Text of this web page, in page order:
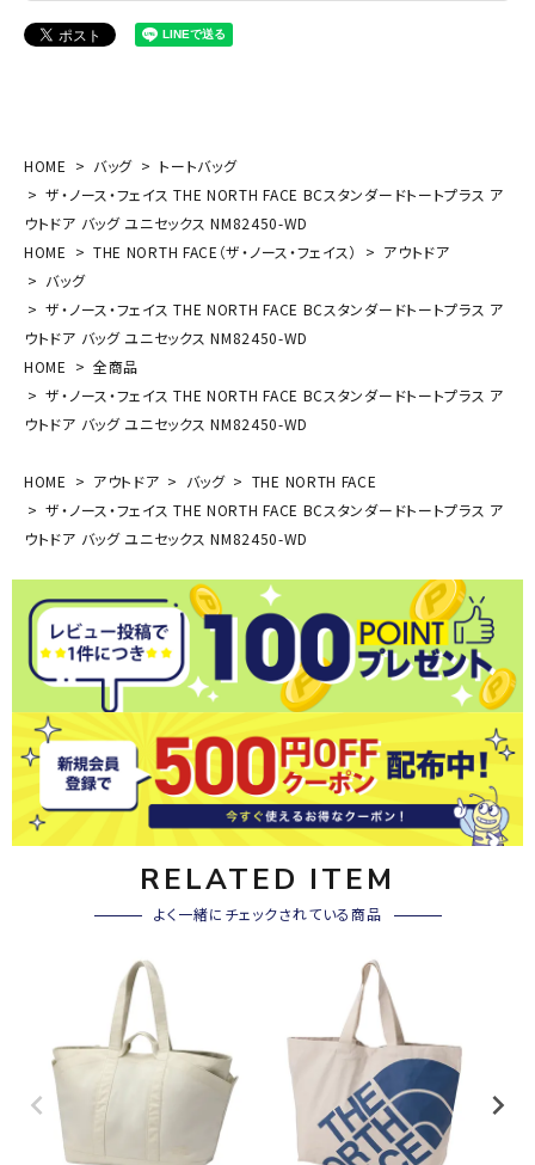
HOME バッグ
トートバッグ
ザ・ノース・フェイス THE NORTH FACE BCスタンダードトートプラス ア
ウトドア バッグ ユニセックス NM82450-WD
HOME
THE NORTH FACE（ザ・ノース・フェイス）
アウトドア
バッグ
ザ・ノース・フェイス THE NORTH FACE BCスタンダードトートプラス ア
ウトドア バッグ ユニセックス NM82450-WD
HOME
全商品
ザ・ノース・フェイス THE NORTH FACE BCスタンダードトートプラス ア
ウトドア バッグ ユニセックス NM82450-WD
HOME アウトドア バッグ
THE NORTH FACE
ザ・ノース・フェイス THE NORTH FACE BCスタンダードトートプラス ア
ウトドア バッグ ユニセックス NM82450-WD
RELATED ITEM
よく一緒にチェックされている商品